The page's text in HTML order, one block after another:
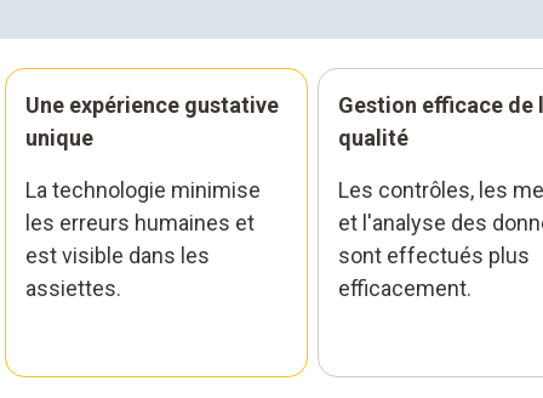
Une expérience gustative
unique
La technologie minimise
les erreurs humaines et
est visible dans les
assiettes.
Gestion efficace de
qualité
Les contrôles, les
et l'analyse des
sont effectués plus
efficacement.